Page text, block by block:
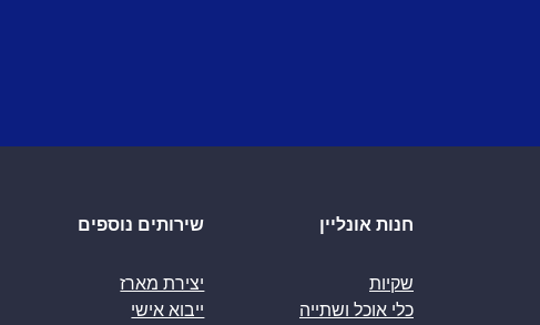
חנות אונליין
שקיות
כלי אוכל ושתייה
שירותים נוספים
יצירת מארז
ייבוא אישי